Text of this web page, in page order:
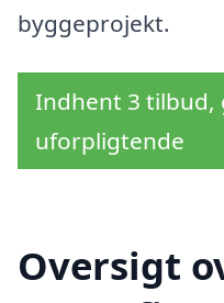
byggeprojekt.
Indhent 3 tilbud,
uforpligtende
Oversigt